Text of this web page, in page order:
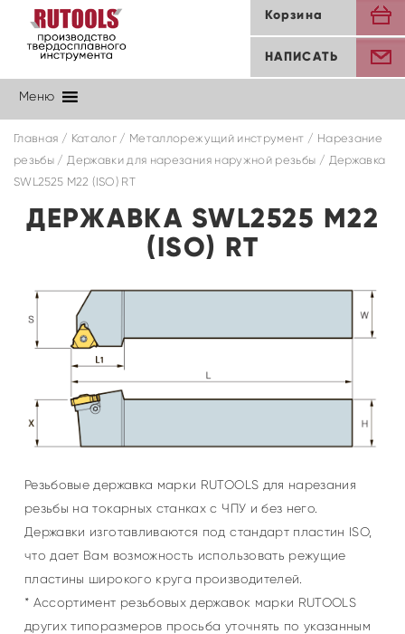
Корзина
НАПИСАТЬ
Меню
Главная / Каталог/ Металлорежущий инструмент / Нарезание
резьбы /Державки для нарезания наружной резьбы / Державка
SWL2525 M22 (ISO) RT
ДЕРЖАВКА SWL2525 M22
(ISO) RT
Резьбовые державка марки RUTOOLS для нарезания
резьбы на токарных станках с ЧПУ и без него.
Державки изготавливаются под стандарт пластин ISO,
что дает Вам возможность использовать режущие
пластины широкого круга производителей.
* Ассортимент резьбовых державок марки RUTOOLS
других типоразмеров просьба уточнять по указанным